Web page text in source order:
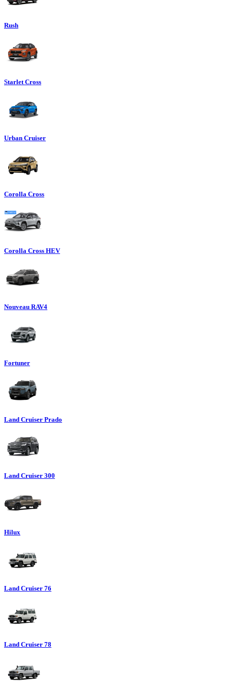
Rush
Starlet Cross
Urban Cruiser
Corolla Cross
Corolla Cross HEV
Nouveau RAV4
Fortuner
Land Cruiser Prado
Land Cruiser 300
Hilux
Land Cruiser 76
Land Cruiser 78